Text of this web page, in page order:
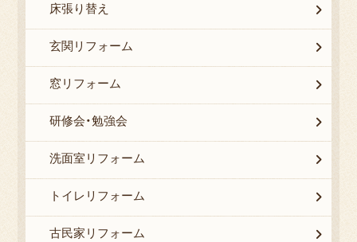
床張り替え
玄関リフォーム
窓リフォーム
研修会・勉強会
洗面室リフォーム
トイレリフォーム
古民家リフォーム